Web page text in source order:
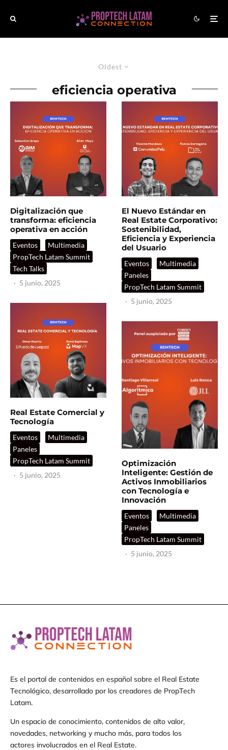
Oldest
eficiencia operativa
Digitalización que
transforma: eficiencia
operativa en acción
Eventos
Multimedia
PropTech Latam Summit
Tech Talks
· 5 junio, 2025
Real Estate Comercial y
Tecnología
Eventos
Multimedia
Paneles
PropTech Latam Summit
· 5 junio, 2025
El Nuevo Estándar en
Real Estate Corporativo:
Sostenibilidad,
Eficiencia y Experiencia
del Usuario
Eventos
Multimedia
Paneles
PropTech Latam Summit
· 5 junio, 2025
Optimización
Inteligente: Gestión de
Activos Inmobiliarios
con Tecnología e
Innovación
Eventos
Multimedia
Paneles
PropTech Latam Summit
· 5 junio, 2025
Es el portal de contenidos en español sobre el Real Estate
Tecnológico, desarrollado por los creadores de PropTech
Latam.
Un espacio de conocimiento, contenidos de alto valor,
novedades, networking y mucho más, para todos los
actores involucrados en el Real Estate.